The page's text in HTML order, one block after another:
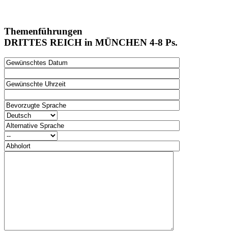
Themenführungen
DRITTES REICH in MÜNCHEN 4-8 Ps.